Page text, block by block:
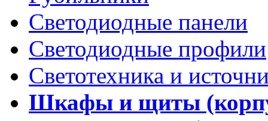
Светодиодные панели
Светодиодные профили
Светотехника и
Шкафы и щиты